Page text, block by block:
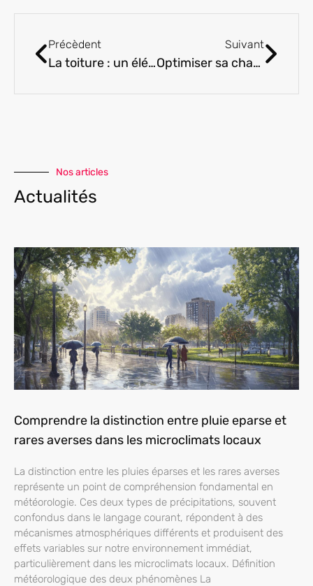
Précèdent
La toiture : un élément important de la maison que vous devez entretenir !
Suivant
Optimiser sa chambre a coucher pour mieux dormir
Nos articles
Actualités
Comprendre la distinction entre pluie eparse et
rares averses dans les microclimats locaux
La distinction entre les pluies éparses et les rares averses
représente un point de compréhension fondamental en
météorologie. Ces deux types de précipitations, souvent
confondus dans le langage courant, répondent à des
mécanismes atmosphériques différents et produisent des
effets variables sur notre environnement immédiat,
particulièrement dans les microclimats locaux. Définition
météorologique des deux phénomènes La